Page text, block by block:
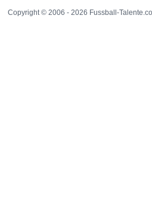
Copyright © 2006 - 2026 Fussball-